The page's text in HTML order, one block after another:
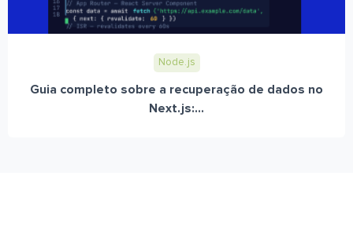
Node.js
Guia completo sobre a recuperação de dados no
Next.js:...